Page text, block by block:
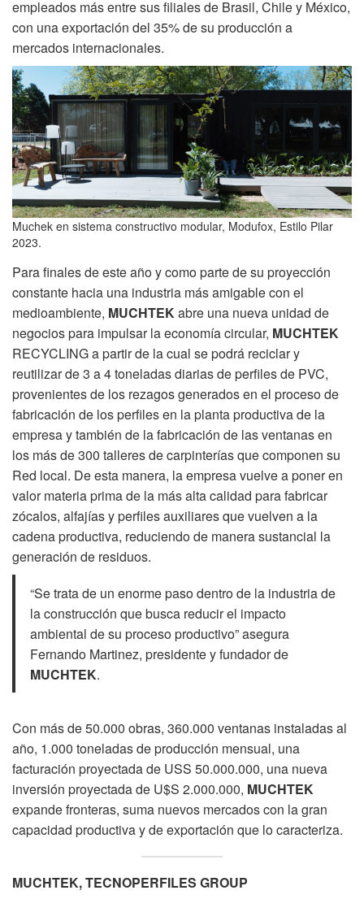
empleados más entre sus filiales de Brasil, Chile y México,
con una exportación del 35% de su producción a
mercados internacionales.
Muchek en sistema constructivo modular, Modufox, Estilo Pilar
2023.
Para finales de este año y como parte de su proyección
constante hacia una industria más amigable con el
medioambiente, MUCHTEKabre una nueva unidad de
negocios para impulsar la economía circular, MUCHTEK
RECYCLING a partir de la cual se podrá reciclar y
reutilizar de 3 a 4 toneladas diarias de perfiles de PVC,
provenientes de los rezagos generados en el proceso de
fabricación de los perfiles en la planta productiva de la
empresa y también de la fabricación de las ventanas en
los más de 300 talleres de carpinterías que componen su
Red local. De esta manera, la empresa vuelve a poner en
valor materia prima de la más alta calidad para fabricar
zócalos, alfajías y perfiles auxiliares que vuelven a la
cadena productiva, reduciendo de manera sustancial la
generación de residuos.
“Se trata de un enorme paso dentro de la industria de
la construcción que busca reducir el impacto
ambiental de su proceso productivo” asegura
Fernando Martinez, presidente y fundador de
MUCHTEK.
Con más de 50.000 obras, 360.000 ventanas instaladas al
año, 1.000 toneladas de producción mensual, una
facturación proyectada de USS 50.000.000, una nueva
inversión proyectada de U$S 2.000.000, MUCHTEK
expande fronteras, suma nuevos mercados con la gran
capacidad productiva y de exportación que lo caracteriza.
MUCHTEK, TECNOPERFILES GROUP